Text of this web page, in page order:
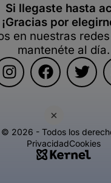
×
Si llegaste hasta
¡Gracias por
en nuestras
mantenéte al día.
2026 - Todos los
PrivacidadCookies